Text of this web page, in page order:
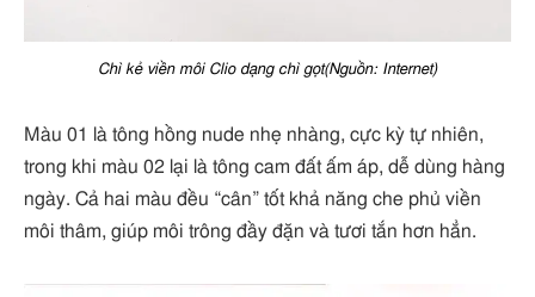
Chì kẻ viền môi Clio dạng chì gọt(Nguồn: Internet)
Màu 01 là tông hồng nude nhẹ nhàng, cực kỳ tự nhiên,
trong khi màu 02 lại là tông cam đất ấm áp, dễ dùng hàng
ngày. Cả hai màu đều “cân” tốt khả năng che phủ viền
môi thâm, giúp môi trông đầy đặn và tươi tắn hơn hẳn.